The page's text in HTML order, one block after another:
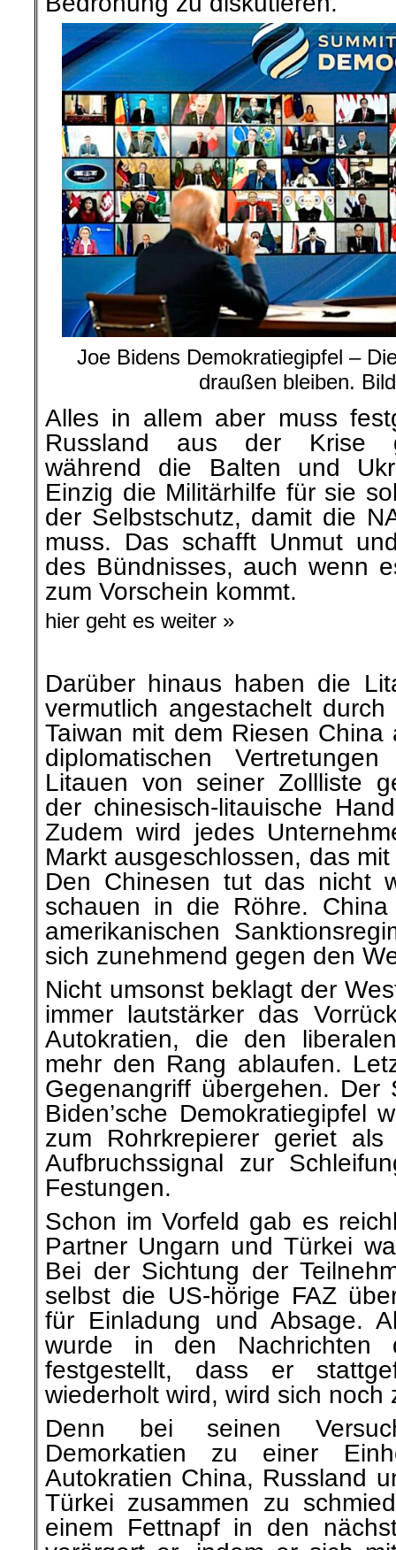
Joe Bidens Demokratiegipfel –
draußen bleiben.
Alles in allem aber muss
Russland aus der Krise
während die Balten und
Einzig die Militärhilfe für sie
der Selbstschutz, damit die
muss. Das schafft Unmut
des Bündnisses, auch wenn
zum Vorschein kommt.
hier geht es weiter »
Darüber hinaus haben die
vermutlich angestachelt
Taiwan mit dem Riesen
diplomatischen
Litauen von seiner Zollliste
der chinesisch-litauische
Zudem wird jedes
Markt ausgeschlossen, das
Den Chinesen tut das nicht
schauen in die Röhre.
amerikanischen
sich zunehmend gegen den
Nicht umsonst beklagt der
immer lautstärker das
Autokratien, die den
mehr den Rang ablaufen.
Gegenangriff übergehen. Der
Biden’sche Demokratiegipfel
zum Rohrkrepierer geriet
Aufbruchssignal zur
Festungen.
Schon im Vorfeld gab es
Partner Ungarn und Türkei
Bei der Sichtung der
selbst die US-hörige FAZ
für Einladung und Absage.
wurde in den Nachrichten
festgestellt, dass er
wiederholt wird, wird sich noch
Denn bei seinen
Demorkatien zu einer
Autokratien China, Russland
Türkei zusammen zu
einem Fettnapf in den